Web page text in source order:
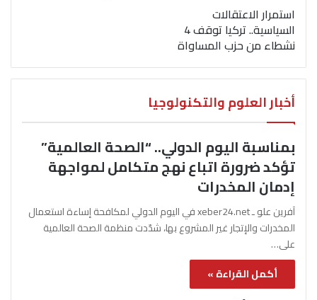
استمرار الاعتقالات
السياسية.. تركيا توقف 4
نشطاء من حزب المساواة
أخبار العلوم والتكنولوجيا
بمناسبة اليوم الدولي.. “الصحة العالمية”
تؤكد ضرورة اتباع نهج متكامل لمواجهة
إدمان المخدرات
آفرين علو ـ xeber24.net في اليوم الدولي لمكافحة إساءة استعمال
المخدرات والإتجار غير المشروع بها، شدّدت منظمة الصحة العالمية
على…
أكمل القراءة »